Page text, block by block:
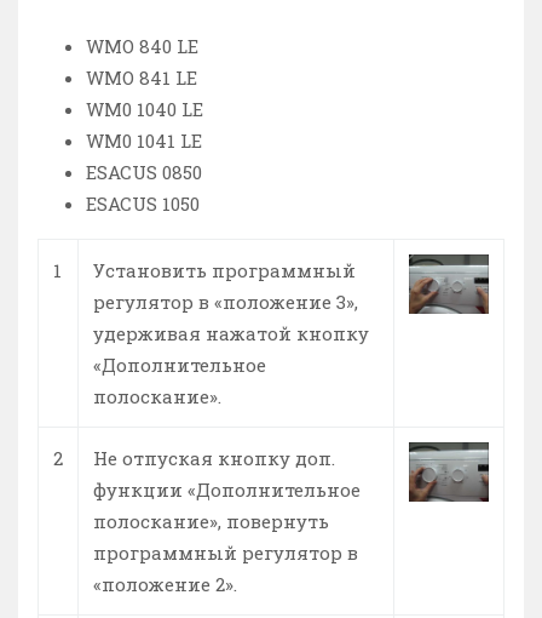
WMO 840 LE
WMO 841 LE
WM0 1040 LE
WM0 1041 LE
ESACUS 0850
ESACUS 1050
1
Установить программный
регулятор в «положение 3»,
удерживая нажатой кнопку
«Дополнительное
полоскание».
2
Не отпуская кнопку доп.
функции «Дополнительное
полоскание», повернуть
программный регулятор в
«положение 2».